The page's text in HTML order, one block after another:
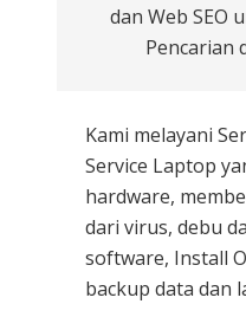
dan Web SEO
Pencarian
Kami melayani
Service Laptop
hardware,
dari virus, debu
software, Install
backup data dan